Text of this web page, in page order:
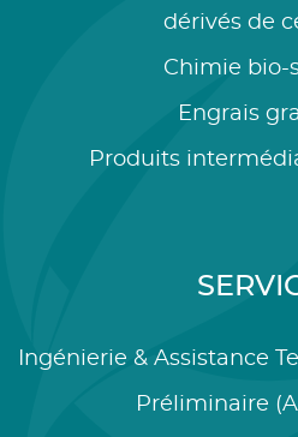
dérivés de
Chimie bio-
Engrais
Produits
Ingénierie & Assistance
Préliminaire